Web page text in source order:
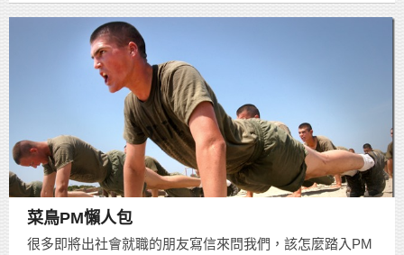
菜鳥PM懶人包
很多即將出社會就職的朋友寫信來問我們，該怎麼踏入PM